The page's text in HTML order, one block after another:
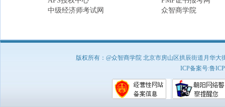
中级经济师考试网
众智商学院
版权所有：@众智商学院 北京市房山区拱辰街道月华
ICP备案号:鲁